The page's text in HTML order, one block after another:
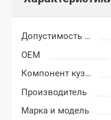
Допустимость мелких царапин
OEM
Компонент кузова
Производитель
Марка и модель